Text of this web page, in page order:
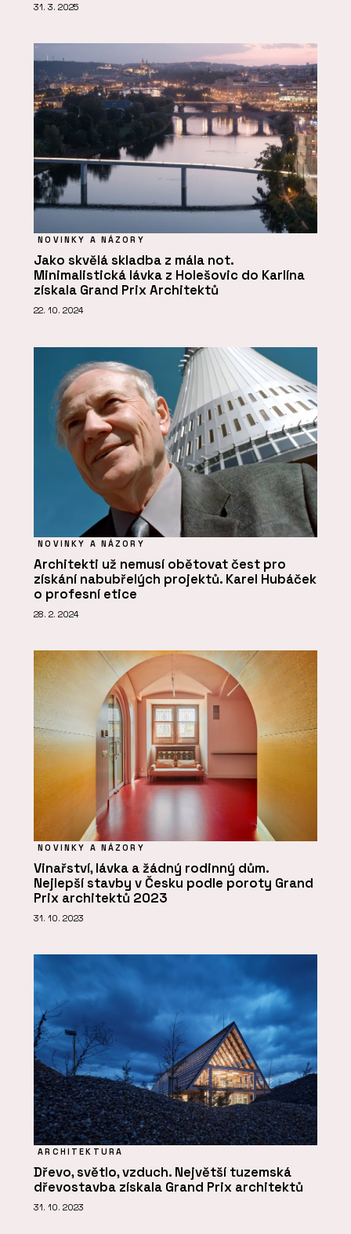
31. 3. 2025
NOVINKY A NÁZORY
Jako skvělá skladba z mála not.
Minimalistická lávka z Holešovic do Karlína
získala Grand Prix Architektů
22. 10. 2024
NOVINKY A NÁZORY
Architekti už nemusí obětovat čest pro
získání nabubřelých projektů. Karel Hubáček
o profesní etice
28. 2. 2024
NOVINKY A NÁZORY
Vinařství, lávka a žádný rodinný dům.
Nejlepší stavby v Česku podle poroty Grand
Prix architektů 2023
31. 10. 2023
ARCHITEKTURA
Dřevo, světlo, vzduch. Největší tuzemská
dřevostavba získala Grand Prix architektů
31. 10. 2023